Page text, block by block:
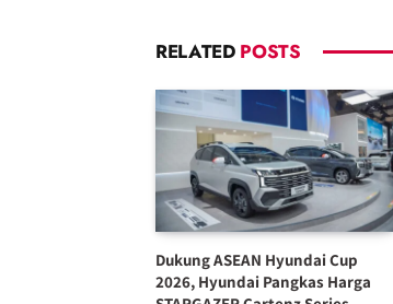
RELATED POSTS
Dukung ASEAN Hyundai Cup
2026, Hyundai Pangkas Harga